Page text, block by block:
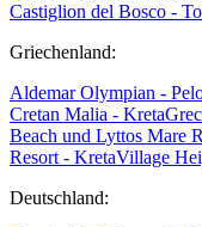
Castiglion del Bosco -
Griechenland:
Aldemar Olympian -
Cretan Malia - Kreta
Beach und Lyttos Mare
Resort - KretaVillage
Deutschland: